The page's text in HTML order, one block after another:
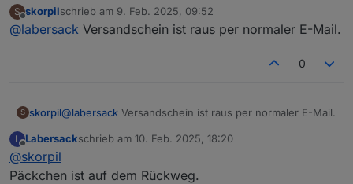
@labersackwow! Soll ich den
S
Offline
skorpilschrieb am 9. Feb. 2025, 09:52
zuletzt editiert von
@labersack Versandschein ist raus per normaler E-Mail.
0
S skorpil@labersack Versandschein ist raus per normaler E-Mail.
L
Offline
Labersackschrieb am 10. Feb. 2025, 18:20
zuletzt editiert von
@skorpil
Päckchen ist auf dem Rückweg.